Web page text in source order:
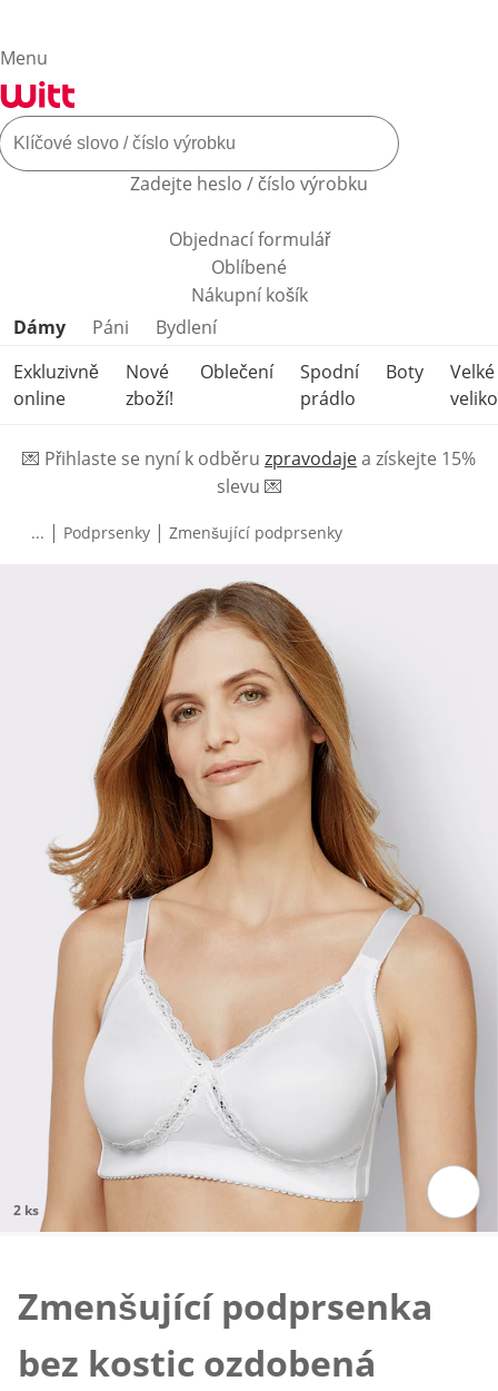
Menu
Zadejte heslo / číslo výrobku
Objednací formulář
Oblíbené
Nákupní košík
Přeskočit kategorie produktů
Dámy Páni
Bydlení
Exkluzivně
online
Nové
zboží!
Oblečení
Spodní
prádlo
Boty
Velké
💌 Přihlaste se nyní k odběru zpravodajea získejte 15%
slevu 💌
... | Podprsenky | Zmenšující podprsenky
2 ks
Zmenšující podprsenka
bez kostic ozdobená